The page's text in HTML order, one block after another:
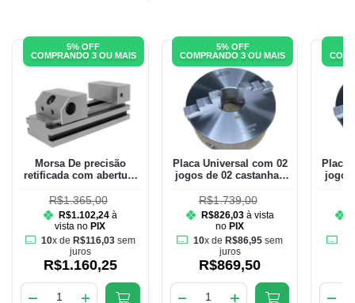
5% OFF
COMPRANDO 3 OU MAIS
Morsa De precisão
retificada com abertura
mordentes de 70mm
R$1.365,00
R$1.102,24 à
vista no PIX
10x de R$116,03 sem
juros
R$1.160,25
5% OFF
COMPRANDO 3 OU MAIS
Placa Universal com 02
jogos de 02 castanhas
R$1.739,00
R$826,03 à vista
no PIX
10x de R$86,95sem
juros
R$869,50
Placa
jogos